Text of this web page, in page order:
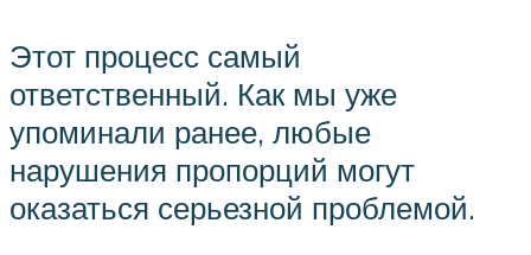
Этот процесс самый
ответственный. Как мы уже
упоминали ранее, любые
нарушения пропорций могут
оказаться серьезной проблемой.